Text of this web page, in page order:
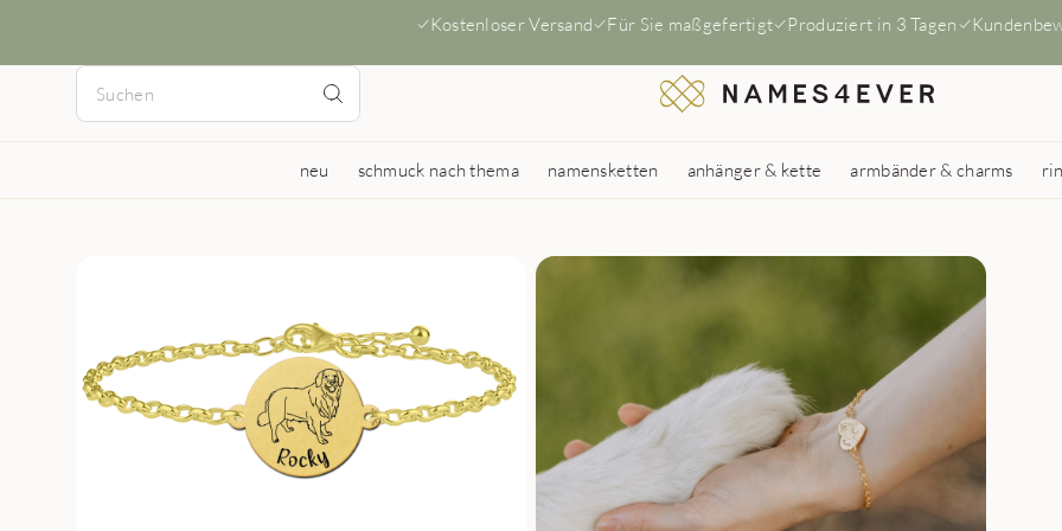
Kostenloser Versand Für Sie maßgefertigt Produziert in 3 Tagen
neu schmuck nach thema namensketten anhänger & kette armbänder & charms